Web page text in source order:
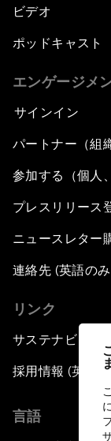
ビデオ
ポッドキャスト
エンゲージメ
サインイン
パートナー（組
参加する（個人
プレスリリース
ニュースレター
連絡先 (英語の
リンク
サステナビリテ
採用情報 (英語の
言語